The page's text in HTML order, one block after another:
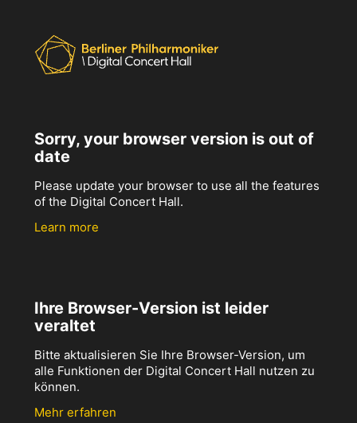
Sorry, your browser version is out of
date
Please update your browser to use all the features
of the Digital Concert Hall.
Learn more
Ihre Browser-Version ist leider
veraltet
Bitte aktualisieren Sie Ihre Browser-Version, um
alle Funktionen der Digital Concert Hall nutzen zu
können.
Mehr erfahren